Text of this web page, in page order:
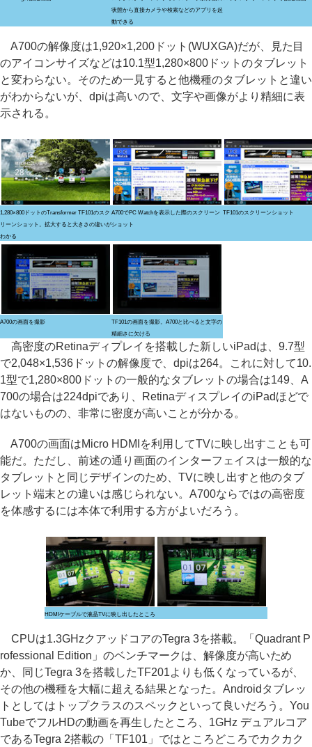
状態から直接カメラや検索などのアプリを起
動できる
A700の解像度は1,920×1,200ドット(WUXGA)だが、見た目
のアイコンサイズなどは10.1型1,280×800ドットのタブレット
と変わらない。そのため一見すると他機種のタブレットと違い
がわからないが、dpiは高いので、文字や画像がより精細に表
示される。
1,280×800ドットのTransformer TF101のスク
リーンショット。拡大すると大きさの違いが
わかる
A700でPC Watchを表示した際のスクリーン
ショット
TF101のスクリーンショット
A700の画面を撮影
TF101の画面を撮影。A700と比べると文字の
精細さに欠ける
高密度のRetinaディプレイを搭載した新しいiPadは、9.7型
で2,048×1,536ドットの解像度で、dpiは264。これに対して10.
1型で1,280×800ドットの一般的なタブレットの場合は149、A
700の場合は224dpiであり、RetinaディスプレイのiPadほどで
はないものの、非常に密度が高いことが分かる。
A700の画面はMicro HDMIを利用してTVに映し出すことも可
能だ。ただし、前述の通り画面のインターフェイスは一般的な
タブレットと同じデザインのため、TVに映し出すと他のタブ
レット端末との違いは感じられない。A700ならではの高密度
を体感するには本体で利用する方がよいだろう。
HDMIケーブルで液晶TVに映し出したところ
CPUは1.3GHzクアッドコアのTegra 3を搭載。「Quadrant P
rofessional Edition」のベンチマークは、解像度が高いため
か、同じTegra 3を搭載したTF201よりも低くなっているが、
その他の機種を大幅に超える結果となった。Androidタブレッ
トとしてはトップクラスのスペックといって良いだろう。You
TubeでフルHDの動画を再生したところ、1GHz デュアルコア
であるTegra 2搭載の「TF101」ではところどころでカクカク